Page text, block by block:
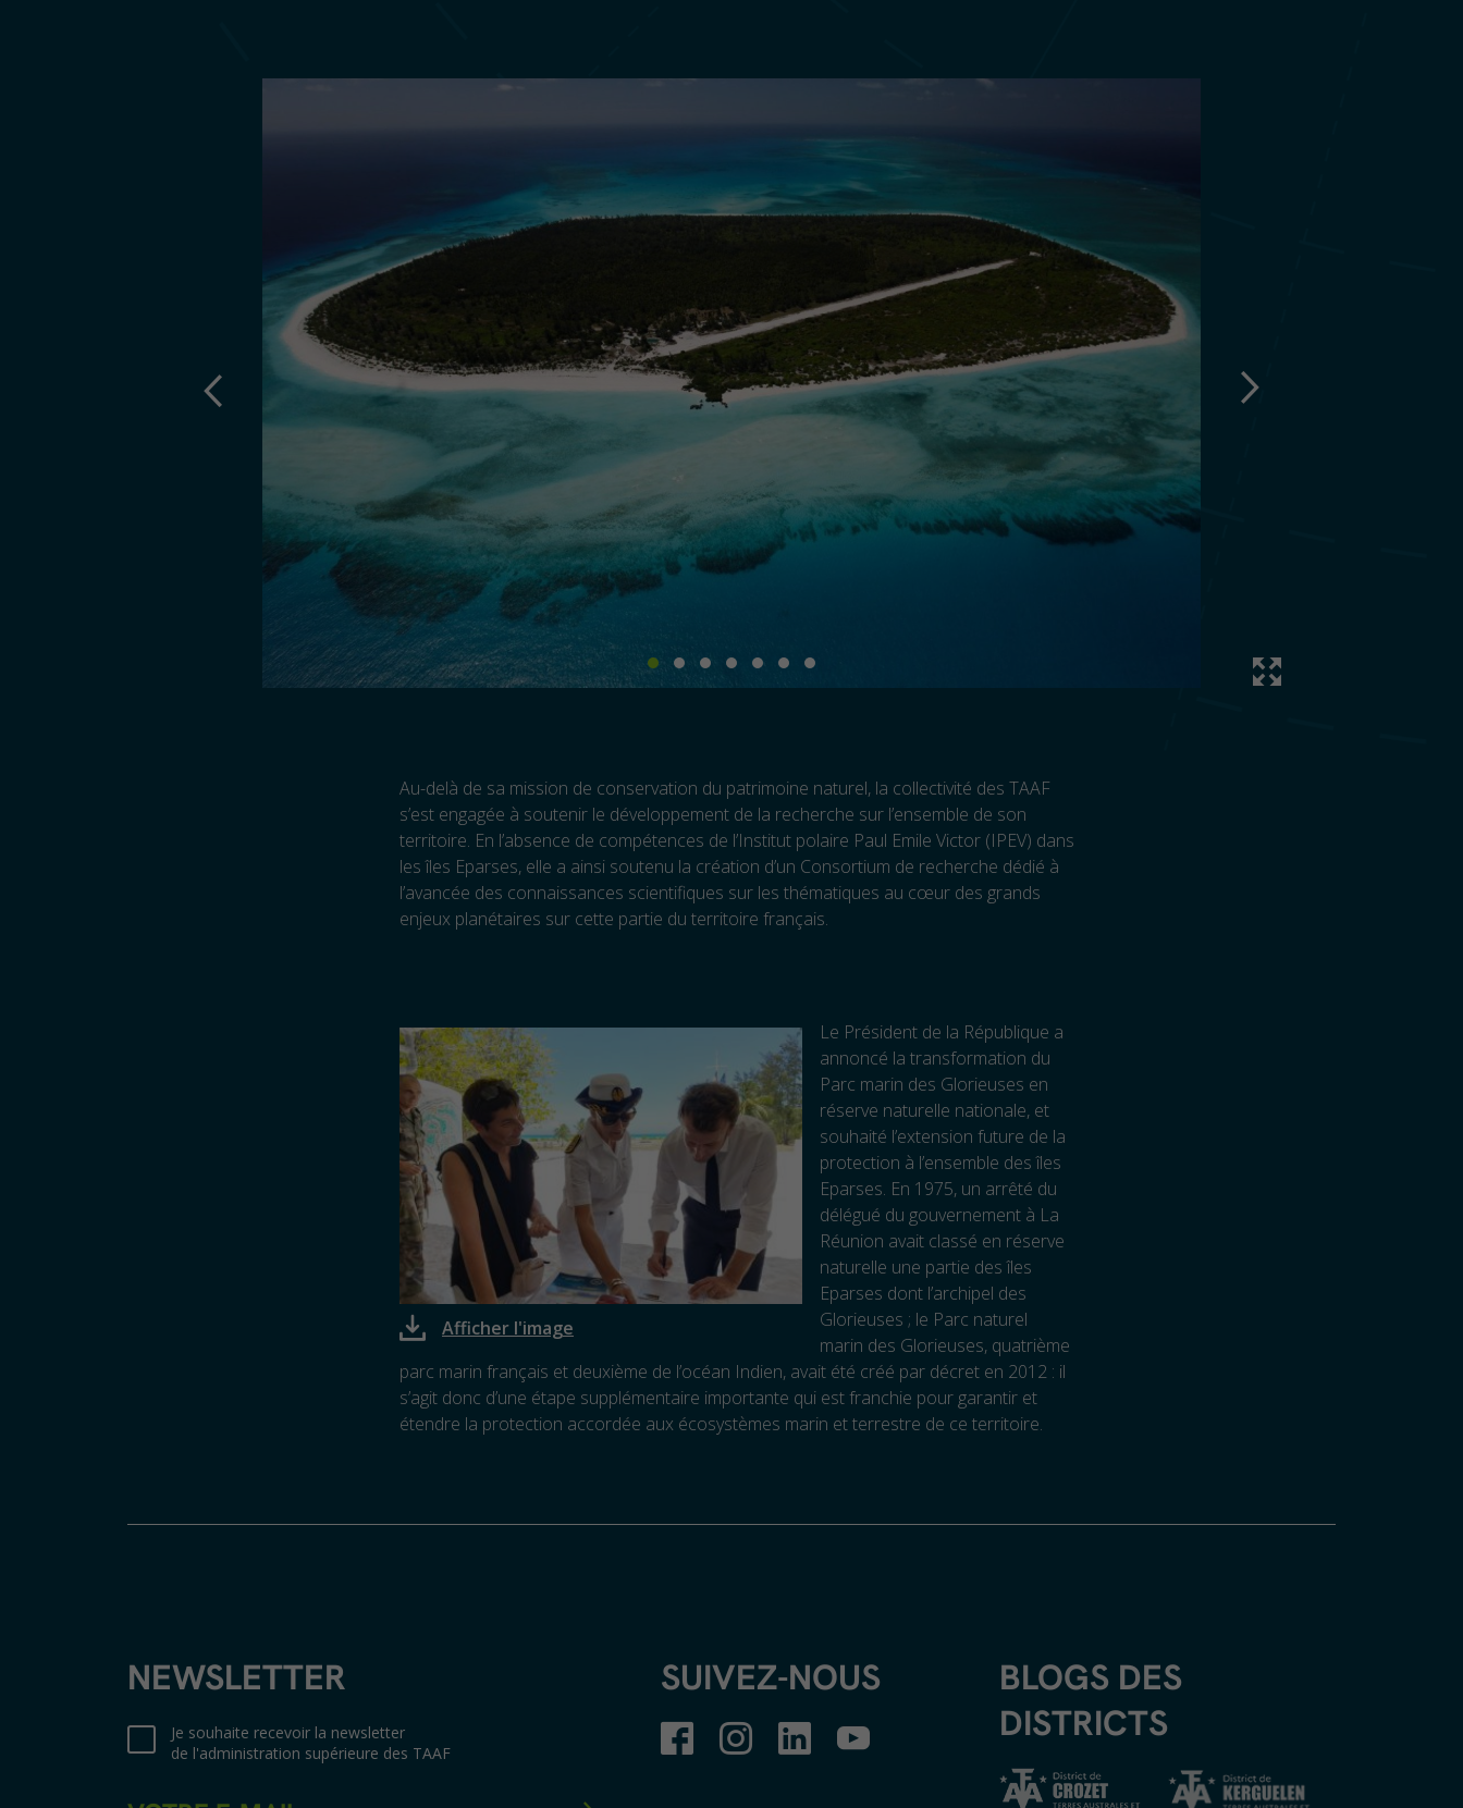
Au-delà de sa mission de conservation du patrimoine naturel, la collectivité des TAAF
s’est engagée à soutenir le développement de la recherche sur l’ensemble de son
territoire. En l’absence de compétences de l’Institut polaire Paul Emile Victor (IPEV) dans
les îles Eparses, elle a ainsi soutenu la création d’un Consortium de recherche dédié à
l’avancée des connaissances scientifiques sur les thématiques au cœur des grands
enjeux planétaires sur cette partie du territoire français.
Afficher l'image
Le Président de la République a
annoncé la transformation du
Parc marin des Glorieuses en
réserve naturelle nationale, et
souhaité l’extension future de la
protection à l’ensemble des îles
Eparses. En 1975, un arrêté du
délégué du gouvernement à La
Réunion avait classé en réserve
naturelle une partie des îles
Eparses dont l’archipel des
Glorieuses ; le Parc naturel
marin des Glorieuses, quatrième
parc marin français et deuxième de l’océan Indien, avait été créé par décret en 2012 : il
s’agit donc d’une étape supplémentaire importante qui est franchie pour garantir et
étendre la protection accordée aux écosystèmes marin et terrestre de ce territoire.
NEWSLETTER
Je souhaite recevoir la newsletter
de l'administration supérieure des TAAF
SUIVEZ-NOUS
BLOGS DES
DISTRICTS